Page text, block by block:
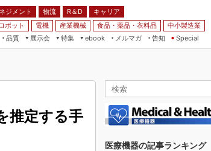
ジメント 物流 R＆D
キャリア
ロボット 電機 産業機械 食品・薬品・衣料品
中小製造業
品質
展示会
特集
ebook
メルマガ
告知 Special
推定する手
医療機器の記事ランキング